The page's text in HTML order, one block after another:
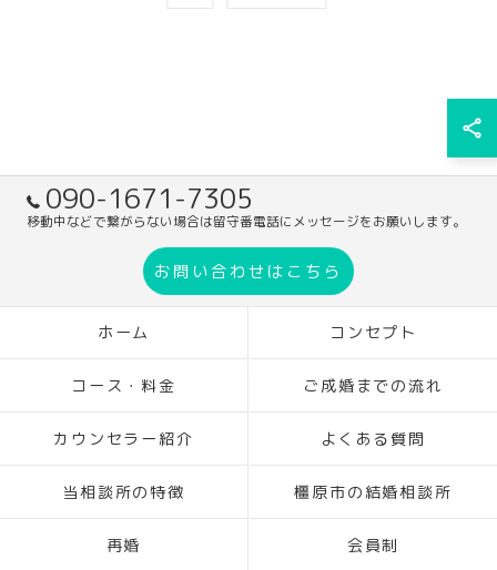
090-1671-7305
移動中などで繋がらない場合は留守番電話にメッセージをお願いします。
お問い合わせはこちら
ホーム コンセプト
コース・料金 ご成婚までの流れ
カウンセラー紹介 よくある質問
当相談所の特徴 橿原市の結婚相談所
再婚 会員制